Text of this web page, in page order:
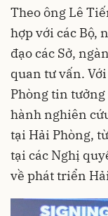
Theo ông Lê
hợp với các Bộ,
đạo các Sở,
quan tư vấn.
Phòng tin
hành nghiên
tại Hải Phòng,
tại các Nghị
về phát triển